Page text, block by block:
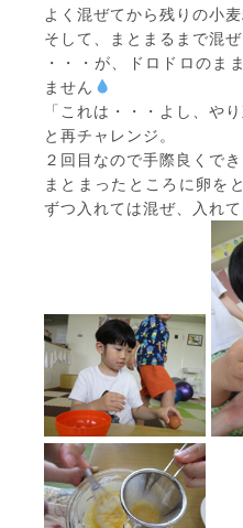
よく混ぜてから残りの小
そして、まとまるまで混ぜ
・・・が、ドロドロのま
ません
「これは・・・よし、やり
と再チャレンジ。
２回目なので手際良くで
まとまったところに卵を
ずつ入れては混ぜ、入れ